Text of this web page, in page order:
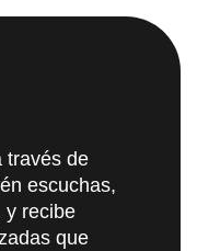
través de
escuchas,
y recibe
que